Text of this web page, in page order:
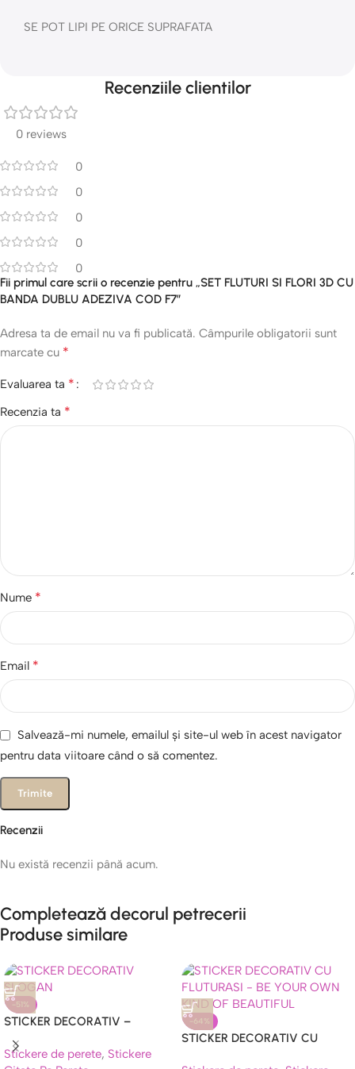
SE POT LIPI PE ORICE SUPRAFATA
Recenziile clientilor
0 reviews
0
0
0
0
0
Recenzii
Nu există recenzii până acum.
Fii primul care scrii o recenzie pentru „SET FLUTURI SI FLORI 3D CU
BANDA DUBLU ADEZIVA COD F7”
Adresa ta de email nu va fi publicată. Câmpurile obligatorii sunt
marcate cu *
Evaluarea ta *
Recenzia ta *
Nume *
Email *
Salvează-mi numele, emailul și site-ul web în acest navigator
pentru data viitoare când o să comentez.
Completează decorul petrecerii
Produse similare
-51%
STICKER DECORATIV –
SLOGAN
Stickere de perete, Stickere
-64%
STICKER DECORATIV CU